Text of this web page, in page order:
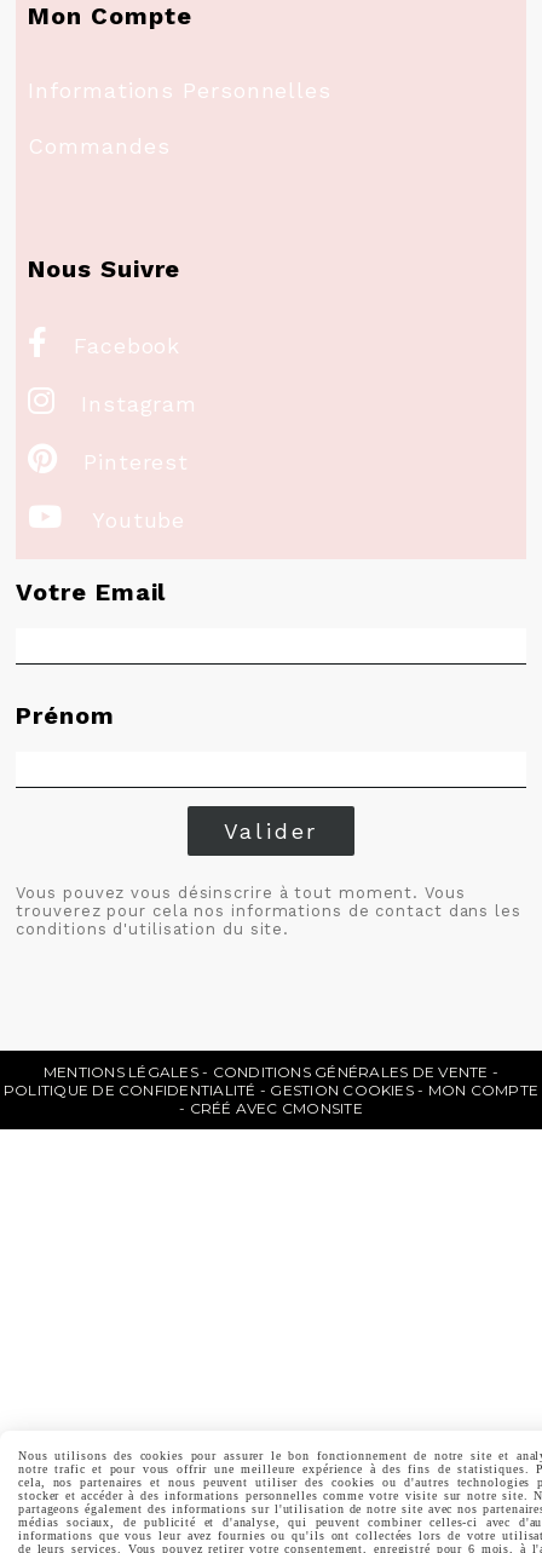
Mon Compte
Informations Personnelles
Commandes
Nous Suivre
 Facebook
 Instagram
 Pinterest
 Youtube
Votre Email
Prénom
Valider
Vous pouvez vous désinscrire à tout moment. Vous
trouverez pour cela nos informations de contact dans les
conditions d'utilisation du site.
MENTIONS LÉGALES
CONDITIONS GÉNÉRALES DE VENTE
POLITIQUE DE CONFIDENTIALITÉ
GESTION COOKIES
MON COMPTE
CRÉÉ AVEC CMONSITE
Nous utilisons des cookies pour assurer le bon fonctionnement de notre site et
notre trafic et pour vous offrir une meilleure expérience à des fins de statistiques.
cela, nos partenaires et nous peuvent utiliser des cookies ou d'autres technologies
stocker et accéder à des informations personnelles comme votre visite sur notre site.
partageons également des informations sur l'utilisation de notre site avec nos
médias sociaux, de publicité et d'analyse, qui peuvent combiner celles-ci avec
informations que vous leur avez fournies ou qu'ils ont collectées lors de votre
de leurs services. Vous pouvez retirer votre consentement, enregistré pour 6 mois, à